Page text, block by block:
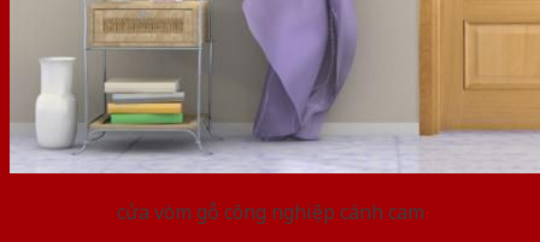
cửa vòm gỗ công nghiệp cánh cam